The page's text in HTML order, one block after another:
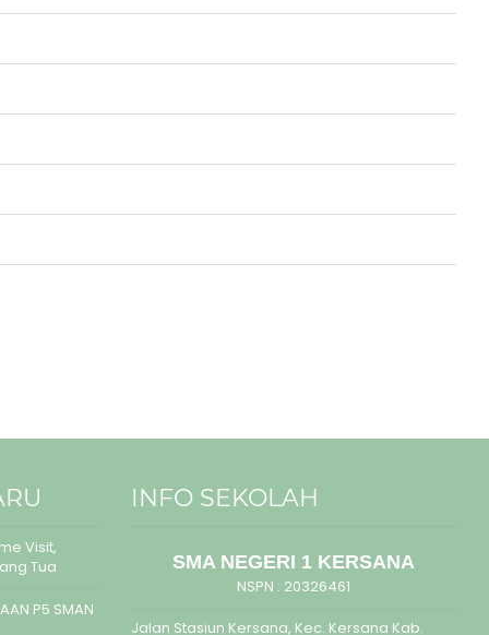
Visit,
Tua
P5 SMAN
INFO SEKOLAH
SMA NEGERI 1 KERSANA
NSPN : 20326461
Jalan Stasiun Kersana, Kec. Kersana Kab.